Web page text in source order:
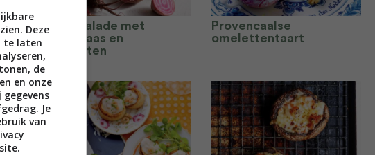
ui
Bietensalade met
geitenkaas en
hazelnoten
Provencaalse
omelettentaart
Deze
te laten
de
en onze
Je
van